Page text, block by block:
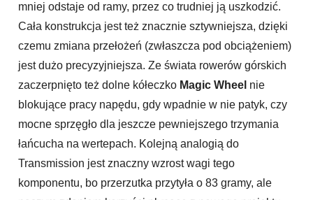
mniej odstaje od ramy, przez co trudniej ją uszkodzić.
Cała konstrukcja jest też znacznie sztywniejsza, dzięki
czemu zmiana przełożeń (zwłaszcza pod obciążeniem)
jest dużo precyzyjniejsza. Ze świata rowerów górskich
zaczerpnięto też dolne kółeczko Magic Wheel nie
blokujące pracy napędu, gdy wpadnie w nie patyk, czy
mocne sprzęgło dla jeszcze pewniejszego trzymania
łańcucha na wertepach. Kolejną analogią do
Transmission jest znaczny wzrost wagi tego
komponentu, bo przerzutka przytyła o 83 gramy, ale